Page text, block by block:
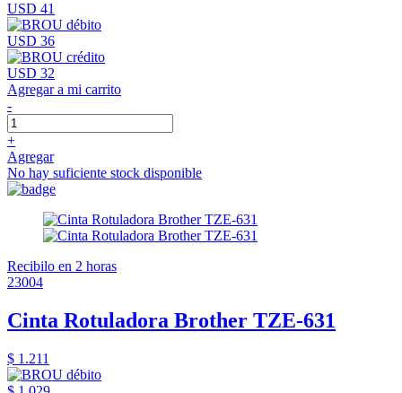
USD 41
USD 36
USD 32
Agregar a mi carrito
-
+
Agregar
No hay suficiente stock disponible
Recibilo en 2 horas
23004
Cinta Rotuladora Brother TZE-631
$ 1.211